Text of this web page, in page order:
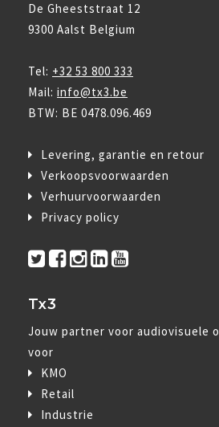
De Gheeststraat 12
9300 Aalst Belgium
Tel: +32 53 800 333
Mail: info@tx3.be
BTW: BE 0478.096.469
Levering, garantie en retour
Verkoopsvoorwaarden
Verhuurvoorwaarden
Privacy policy
Tx3
Jouw partner voor audiovisuele
voor
KMO
Retail
Industrie